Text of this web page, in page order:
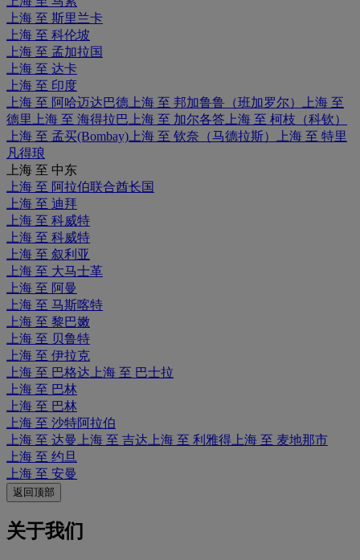
上海 至 斯里兰卡
上海 至 科伦坡
上海 至 孟加拉国
上海 至 达卡
上海 至 印度
上海 至 阿哈迈达巴德 上海 至 邦加鲁鲁（班加罗尔）
上海 至
德里 上海 至 海得拉巴 上海 至 加尔各答 上海 至 柯枝（科钦）
上海 至 孟买(Bombay) 上海 至 钦奈（马德拉斯）
上海 至 特里
凡得琅
上海 至 中东
上海 至 阿拉伯联合酋长国
上海 至 迪拜
上海 至 科威特
上海 至 科威特
上海 至 叙利亚
上海 至 大马士革
上海 至 阿曼
上海 至 马斯喀特
上海 至 黎巴嫩
上海 至 贝鲁特
上海 至 伊拉克
上海 至 巴格达 上海 至 巴士拉
上海 至 巴林
上海 至 巴林
上海 至 沙特阿拉伯
上海 至 达曼 上海 至 吉达 上海 至 利雅得 上海 至 麦地那市
上海 至 约旦
上海 至 安曼
返回顶部
关于我们